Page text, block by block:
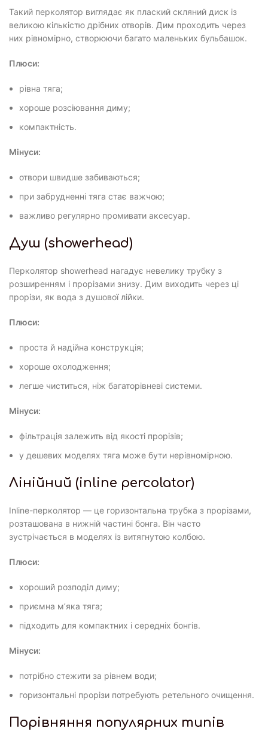
Такий перколятор виглядає як плаский скляний диск із
великою кількістю дрібних отворів. Дим проходить через
них рівномірно, створюючи багато маленьких бульбашок.
Плюси:
рівна тяга;
хороше розсіювання диму;
компактність.
Мінуси:
отвори швидше забиваються;
при забрудненні тяга стає важчою;
важливо регулярно промивати аксесуар.
Душ (showerhead)
Перколятор showerhead нагадує невелику трубку з
розширенням і прорізами знизу. Дим виходить через ці
прорізи, як вода з душової лійки.
Плюси:
проста й надійна конструкція;
хороше охолодження;
легше чиститься, ніж багаторівневі системи.
Мінуси:
фільтрація залежить від якості прорізів;
у дешевих моделях тяга може бути нерівномірною.
Лінійний (inline percolator)
Inline-перколятор — це горизонтальна трубка з прорізами,
розташована в нижній частині бонга. Він часто
зустрічається в моделях із витягнутою колбою.
Плюси:
хороший розподіл диму;
приємна м’яка тяга;
підходить для компактних і середніх бонгів.
Мінуси:
потрібно стежити за рівнем води;
горизонтальні прорізи потребують ретельного очищення.
Порівняння популярних типів